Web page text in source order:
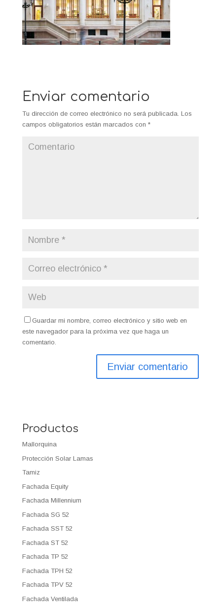
Enviar comentario
Tu dirección de correo electrónico no será publicada. Los
campos obligatorios están marcados con *
Guardar mi nombre, correo electrónico y sitio web en
este navegador para la próxima vez que haga un
comentario.
Productos
Mallorquina
Protección Solar Lamas
Tamiz
Fachada Equity
Fachada Millennium
Fachada SG 52
Fachada SST 52
Fachada ST 52
Fachada TP 52
Fachada TPH 52
Fachada TPV 52
Fachada Ventilada